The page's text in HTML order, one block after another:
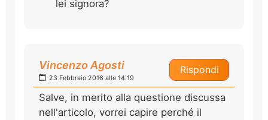
lei signora?
Rispondi
Vincenzo Agosti
23 Febbraio 2016 alle 14:19
Salve, in merito alla questione discussa
nell'articolo, vorrei capire perché il